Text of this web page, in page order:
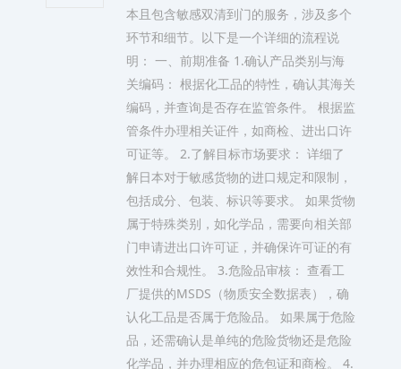
本且包含敏感双清到门的服务，涉及多个
环节和细节。以下是一个详细的流程说
明： 一、前期准备 1.确认产品类别与海
关编码： 根据化工品的特性，确认其海关
编码，并查询是否存在监管条件。 根据监
管条件办理相关证件，如商检、进出口许
可证等。 2.了解目标市场要求： 详细了
解日本对于敏感货物的进口规定和限制，
包括成分、包装、标识等要求。 如果货物
属于特殊类别，如化学品，需要向相关部
门申请进出口许可证，并确保许可证的有
效性和合规性。 3.危险品审核： 查看工
厂提供的MSDS（物质安全数据表），确
认化工品是否属于危险品。 如果属于危险
品，还需确认是单纯的危险货物还是危险
化学品，并办理相应的危包证和商检。 4.